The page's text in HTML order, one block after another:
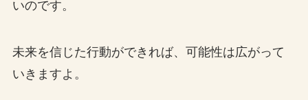
いのです。
未来を信じた行動ができれば、可能性は広がって
いきますよ。